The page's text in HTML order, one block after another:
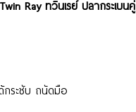
Ray ทวินเรย์ ปลากระเบนคู่
กระชับ ถนัดมือ